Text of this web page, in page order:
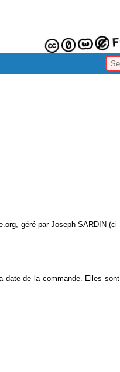
géré par Joseph SARDIN (ci-
date de la commande. Elles sont